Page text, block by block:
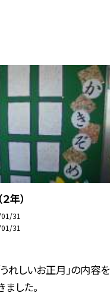
年）
31
31
れしいお正月」の内容を
した。